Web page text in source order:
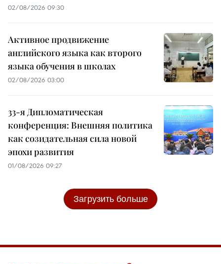
02/08/2026 09:30
Активное продвижение
английского языка как второго
языка обучения в школах
02/08/2026 03:00
33-я Дипломатическая
конференция: Внешняя политика
как созидательная сила новой
эпохи развития
01/08/2026 09:27
Загрузить больше